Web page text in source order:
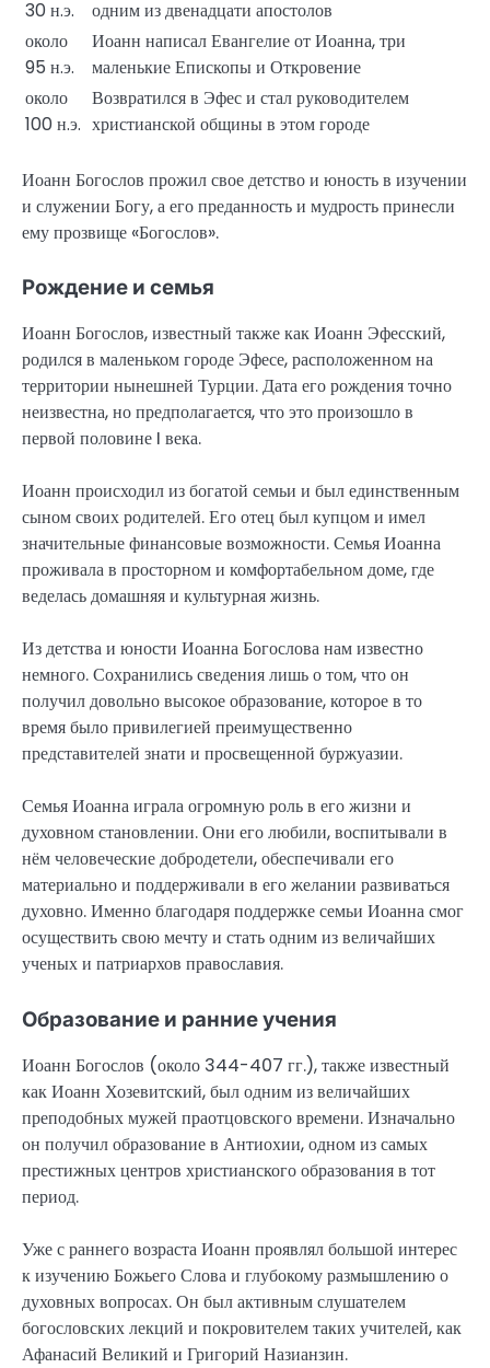
30 н.э.
одним из двенадцати апостолов
около
95 н.э.
Иоанн написал Евангелие от Иоанна, три
маленькие Епископы и Откровение
около
100 н.э.
Возвратился в Эфес и стал руководителем
христианской общины в этом городе
Иоанн Богослов прожил свое детство и юность в изучении
и служении Богу, а его преданность и мудрость принесли
ему прозвище «Богослов».
Рождение и семья
Иоанн Богослов, известный также как Иоанн Эфесский,
родился в маленьком городе Эфесе, расположенном на
территории нынешней Турции. Дата его рождения точно
неизвестна, но предполагается, что это произошло в
первой половине I века.
Иоанн происходил из богатой семьи и был единственным
сыном своих родителей. Его отец был купцом и имел
значительные финансовые возможности. Семья Иоанна
проживала в просторном и комфортабельном доме, где
веделась домашняя и культурная жизнь.
Из детства и юности Иоанна Богослова нам известно
немного. Сохранились сведения лишь о том, что он
получил довольно высокое образование, которое в то
время было привилегией преимущественно
представителей знати и просвещенной буржуазии.
Семья Иоанна играла огромную роль в его жизни и
духовном становлении. Они его любили, воспитывали в
нём человеческие добродетели, обеспечивали его
материально и поддерживали в его желании развиваться
духовно. Именно благодаря поддержке семьи Иоанна смог
осуществить свою мечту и стать одним из величайших
ученых и патриархов православия.
Образование и ранние учения
Иоанн Богослов (около 344-407 гг.), также известный
как Иоанн Хозевитский, был одним из величайших
преподобных мужей праотцовского времени. Изначально
он получил образование в Антиохии, одном из самых
престижных центров христианского образования в тот
период.
Уже с раннего возраста Иоанн проявлял большой интерес
к изучению Божьего Слова и глубокому размышлению о
духовных вопросах. Он был активным слушателем
богословских лекций и покровителем таких учителей, как
Афанасий Великий и Григорий Назианзин.